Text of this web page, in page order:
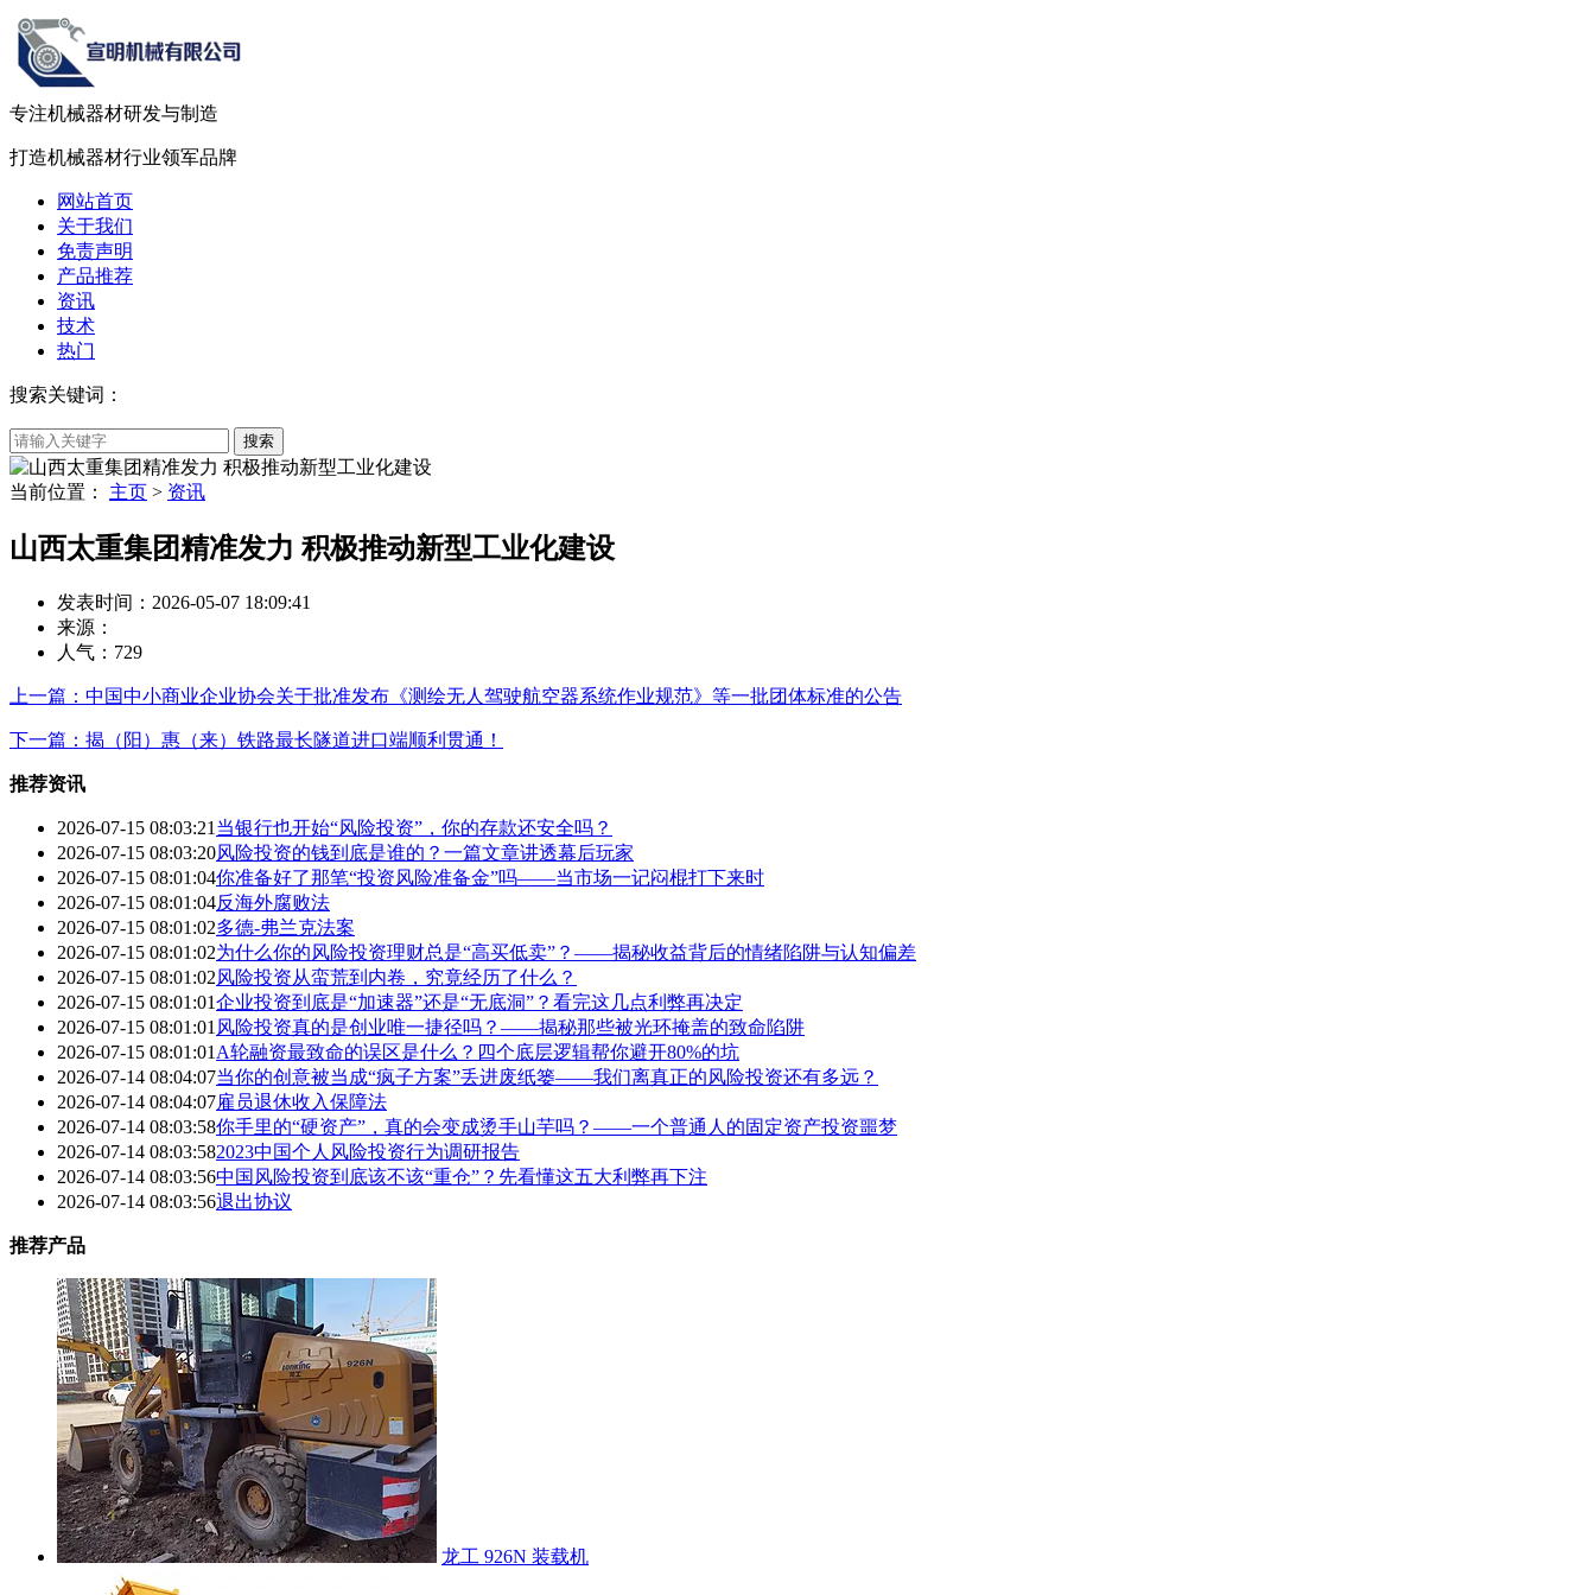
专注机械器材研发与制造
打造机械器材行业领军品牌
网站首页
关于我们
免责声明
产品推荐
资讯
技术
热门
搜索关键词：
当前位置： 主页 > 资讯
山西太重集团精准发力 积极推动新型工业化建设
发表时间：2026-05-07 18:09:41
来源：
人气： 729
上一篇：中国中小商业企业协会关于批准发布《测绘无人驾驶航空器系统作业规范》等一批团体标准的公告
下一篇：揭（阳）惠（来）铁路最长隧道进口端顺利贯通！
推荐资讯
2026-07-15 08:03:21 当银行也开始“风险投资”，你的存款还安全吗？
2026-07-15 08:03:20风险投资的钱到底是谁的？一篇文章讲透幕后玩家
2026-07-15 08:01:04你准备好了那笔“投资风险准备金”吗——当市场一记闷棍打下来时
2026-07-15 08:01:04反海外腐败法
2026-07-15 08:01:02多德-弗兰克法案
2026-07-15 08:01:02为什么你的风险投资理财总是“高买低卖”？——揭秘收益背后的情绪陷阱与认知偏差
2026-07-15 08:01:02风险投资从蛮荒到内卷，究竟经历了什么？
2026-07-15 08:01:01企业投资到底是“加速器”还是“无底洞”？看完这几点利弊再决定
2026-07-15 08:01:01 风险投资真的是创业唯一捷径吗？——揭秘那些被光环掩盖的致命陷阱
2026-07-15 08:01:01 A轮融资最致命的误区是什么？四个底层逻辑帮你避开80%的坑
2026-07-14 08:04:07当你的创意被当成“疯子方案”丢进废纸篓——我们离真正的风险投资还有多远？
2026-07-14 08:04:07雇员退休收入保障法
2026-07-14 08:03:58你手里的“硬资产”，真的会变成烫手山芋吗？——一个普通人的固定资产投资噩梦
2026-07-14 08:03:582023中国个人风险投资行为调研报告
2026-07-14 08:03:56中国风险投资到底该不该“重仓”？先看懂这五大利弊再下注
2026-07-14 08:03:56退出协议
推荐产品
龙工 926N 装载机